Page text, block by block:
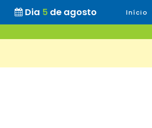
Dia 5 de agosto Início